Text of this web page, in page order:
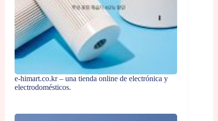
e-himart.co.kr – una tienda online de electrónica y
electrodomésticos.